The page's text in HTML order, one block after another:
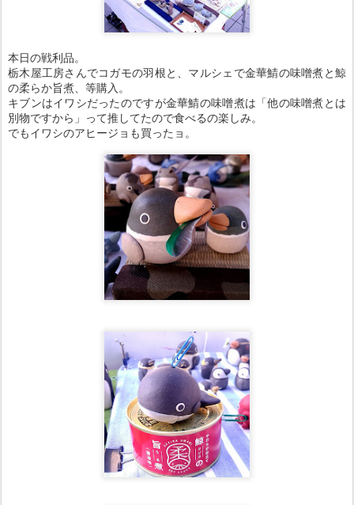
本日の戦利品。
栃木屋工房さんでコガモの羽根と、マルシェで金華鯖の味噌煮と鯨
の柔らか旨煮、等購入。
キブンはイワシだったのですが金華鯖の味噌煮は「他の味噌煮とは
別物ですから」って推してたので食べるの楽しみ。
でもイワシのアヒージョも買ったョ。